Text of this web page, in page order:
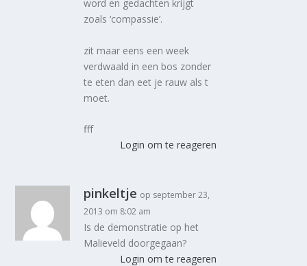
word en gedachten krijgt
zoals ‘compassie’.
zit maar eens een week
verdwaald in een bos zonder
te eten dan eet je rauw als t
moet.
fff
Login om te reageren
pinkeltje op september 23,
2013 om 8:02 am
Is de demonstratie op het
Malieveld doorgegaan?
Login om te reageren